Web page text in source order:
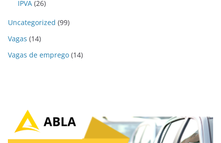
IPVA (26)
Uncategorized (99)
Vagas (14)
Vagas de emprego (14)